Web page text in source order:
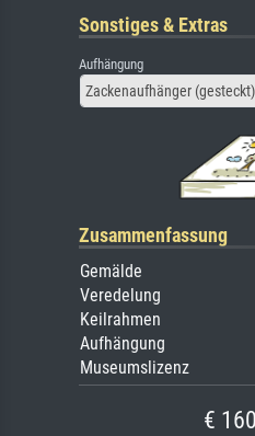
Sonstiges & Extras
Aufhängung
Zackenaufhänger (gesteckt)
Zusammenfassung
Gemälde
Veredelung
Keilrahmen
Aufhängung
Museumslizenz
€